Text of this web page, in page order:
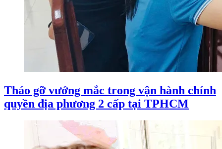
Tháo gỡ vướng mắc trong vận hành chính
quyền địa phương 2 cấp tại TPHCM